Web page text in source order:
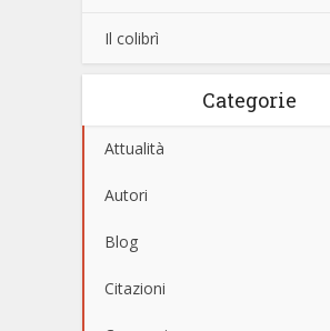
Il colibrì
Categorie
Attualità
Autori
Blog
Citazioni